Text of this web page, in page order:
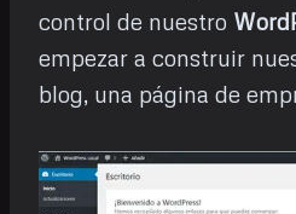
control de nuestro
empezar a construir
blog, una página de